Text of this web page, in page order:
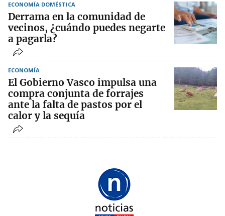
ECONOMÍA DOMÉSTICA
Derrama en la comunidad de
vecinos, ¿cuándo puedes negarte
a pagarla?
ECONOMÍA
El Gobierno Vasco impulsa una
compra conjunta de forrajes
ante la falta de pastos por el
calor y la sequía